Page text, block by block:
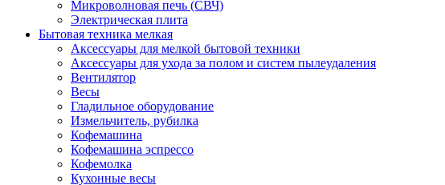
Микроволновая печь (СВЧ)
Электрическая плита
Бытовая техника мелкая
Аксессуары для мелкой бытовой техники
Аксессуары для ухода за полом и систем пылеудаления
Вентилятор
Весы
Гладильное оборудование
Измельчитель, рубилка
Кофемашина
Кофемашина эспрессо
Кофемолка
Кухонные весы